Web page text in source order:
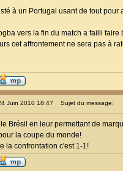
à un Portugal usant de tout
vers la fin du match a failli
cet affrontement ne sera pas à
Juin 2010 18:47 Sujet du message:
le Brésil en leur permettant de
la coupe du monde!
la confrontation c'est 1-1!